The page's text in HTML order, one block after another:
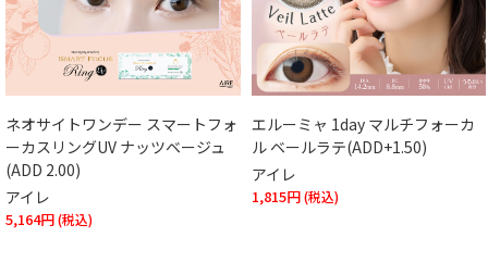
ネオサイトワンデー スマートフォ
ーカスリングUV ナッツベージュ
(ADD 2.00)
アイレ
5,164円
エルーミャ 1day マルチフォーカ
ル ベールラテ(ADD+1.50)
アイレ
1,815円